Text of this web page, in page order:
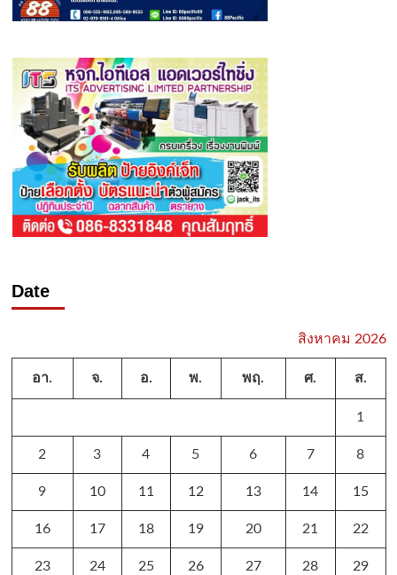
Date
สิงหาคม 2026
อา. จ. อ. พ. พฤ. ศ. ส.
1
2 3 4 5 6 7 8
9 10 11 12 13 14 15
16 17 18 19 20 21 22
23 24 25 26 27 28 29